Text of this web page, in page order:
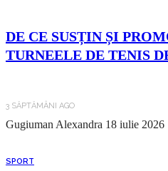
DE CE SUSȚIN ȘI
TURNEELE DE TENIS
3 SĂPTĂMÂNI AGO
Gugiuman Alexandra 18 iulie 2026
SPORT